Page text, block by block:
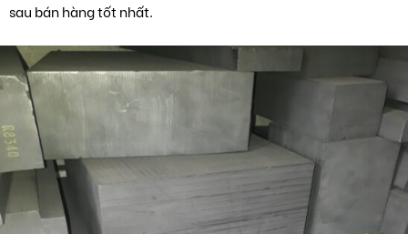
sau bán hàng tốt nhất.